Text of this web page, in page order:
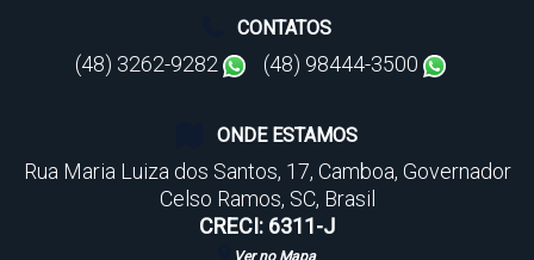
CONTATOS
(48) 3262-9282 (48) 98444-3500
ONDE ESTAMOS
Rua Maria Luiza dos Santos, 17, Camboa, Governador
Celso Ramos, SC, Brasil
CRECI: 6311-J